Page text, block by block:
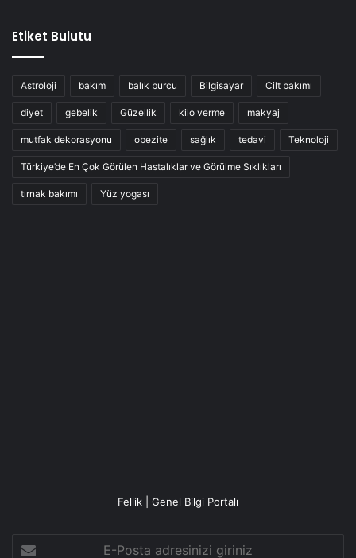
Etiket Bulutu
Astroloji bakım balık burcu Bilgisayar Cilt bakımı
diyet gebelik Güzellik kilo verme makyaj
mutfak dekorasyonu obezite sağlık tedavi Teknoloji
Türkiye’de En Çok Görülen Hastalıklar ve Görülme Sıklıkları
tırnak bakımı Yüz yogası
Fellik | Genel Bilgi Portalı